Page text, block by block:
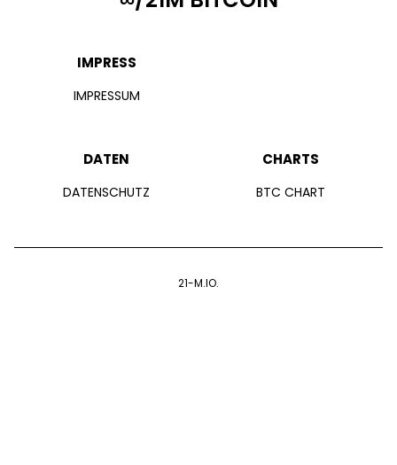
IMPRESS
IMPRESSUM
DATEN
DATENSCHUTZ
CHARTS
BTC CHART
21-M.IO